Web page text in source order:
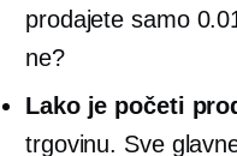
prodajete samo
ne?
Lako je početi
trgovinu. Sve